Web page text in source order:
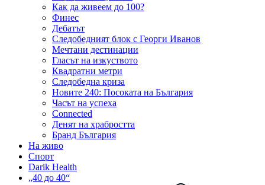
Как да живеем до 100?
Финес
Дебатът
Следобедният блок с Георги Иванов
Мечтани дестинации
Гласът на изкуството
Квадратни метри
Следобедна криза
Новите 240: Посоката на България
Часът на успеха
Connected
Денят на храбростта
Бранд България
На живо
Спорт
Darik Health
„40 до 40“